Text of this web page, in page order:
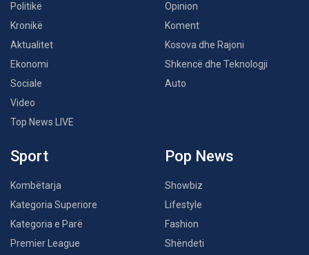
Politikë
Kronikë
Aktualitet
Ekonomi
Sociale
Video
Top News LIVE
Opinion
Koment
Kosova dhe Rajoni
Shkencë dhe Teknologji
Auto
Sport
Kombëtarja
Kategoria Superiore
Kategoria e Parë
Premier League
Pop News
Showbiz
Lifestyle
Fashion
Shëndeti